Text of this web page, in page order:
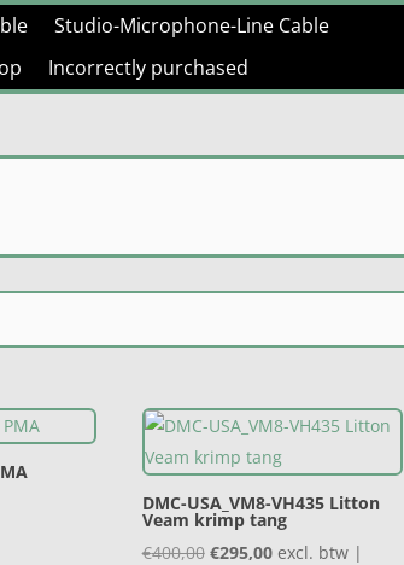
Studio-Microphone-Line Cable
Incorrectly purchased
DMC-USA_VM8-VH435 Litton
Veam krimp tang
€400,00 Oorspronkelijke
€295,00Huidige
excl. btw |